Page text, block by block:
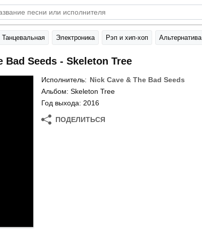
Танцевальная Электроника Рэп и хип-хоп Альтернатива
Seeds - Skeleton Tree
Исполнитель: Nick Cave & The Bad Seeds
Альбом: Skeleton Tree
Год выхода: 2016
ПОДЕЛИТЬСЯ